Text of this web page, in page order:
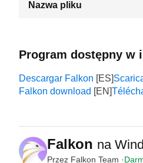
Nazwa pliku
Program dostępny w
Descargar Falkon
Falkon download
Falkon na
Przez Falkon Team